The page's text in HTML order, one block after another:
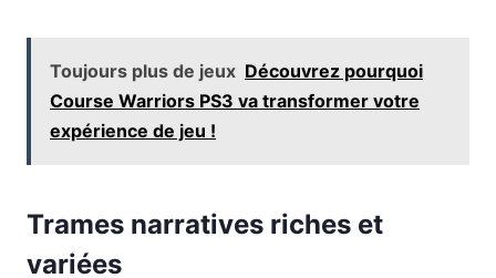
Toujours plus de jeux Découvrez pourquoi
Course Warriors PS3 va transformer votre
expérience de jeu !
Trames narratives riches et
variées